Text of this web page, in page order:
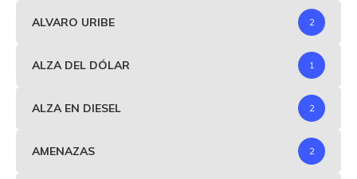
ALVARO URIBE 2
ALZA DEL DÓLAR 1
ALZA EN DIESEL 2
AMENAZAS 2